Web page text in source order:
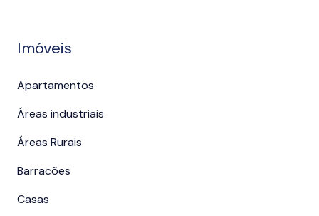
Imóveis
Apartamentos
Áreas industriais
Áreas Rurais
Barracões
Casas